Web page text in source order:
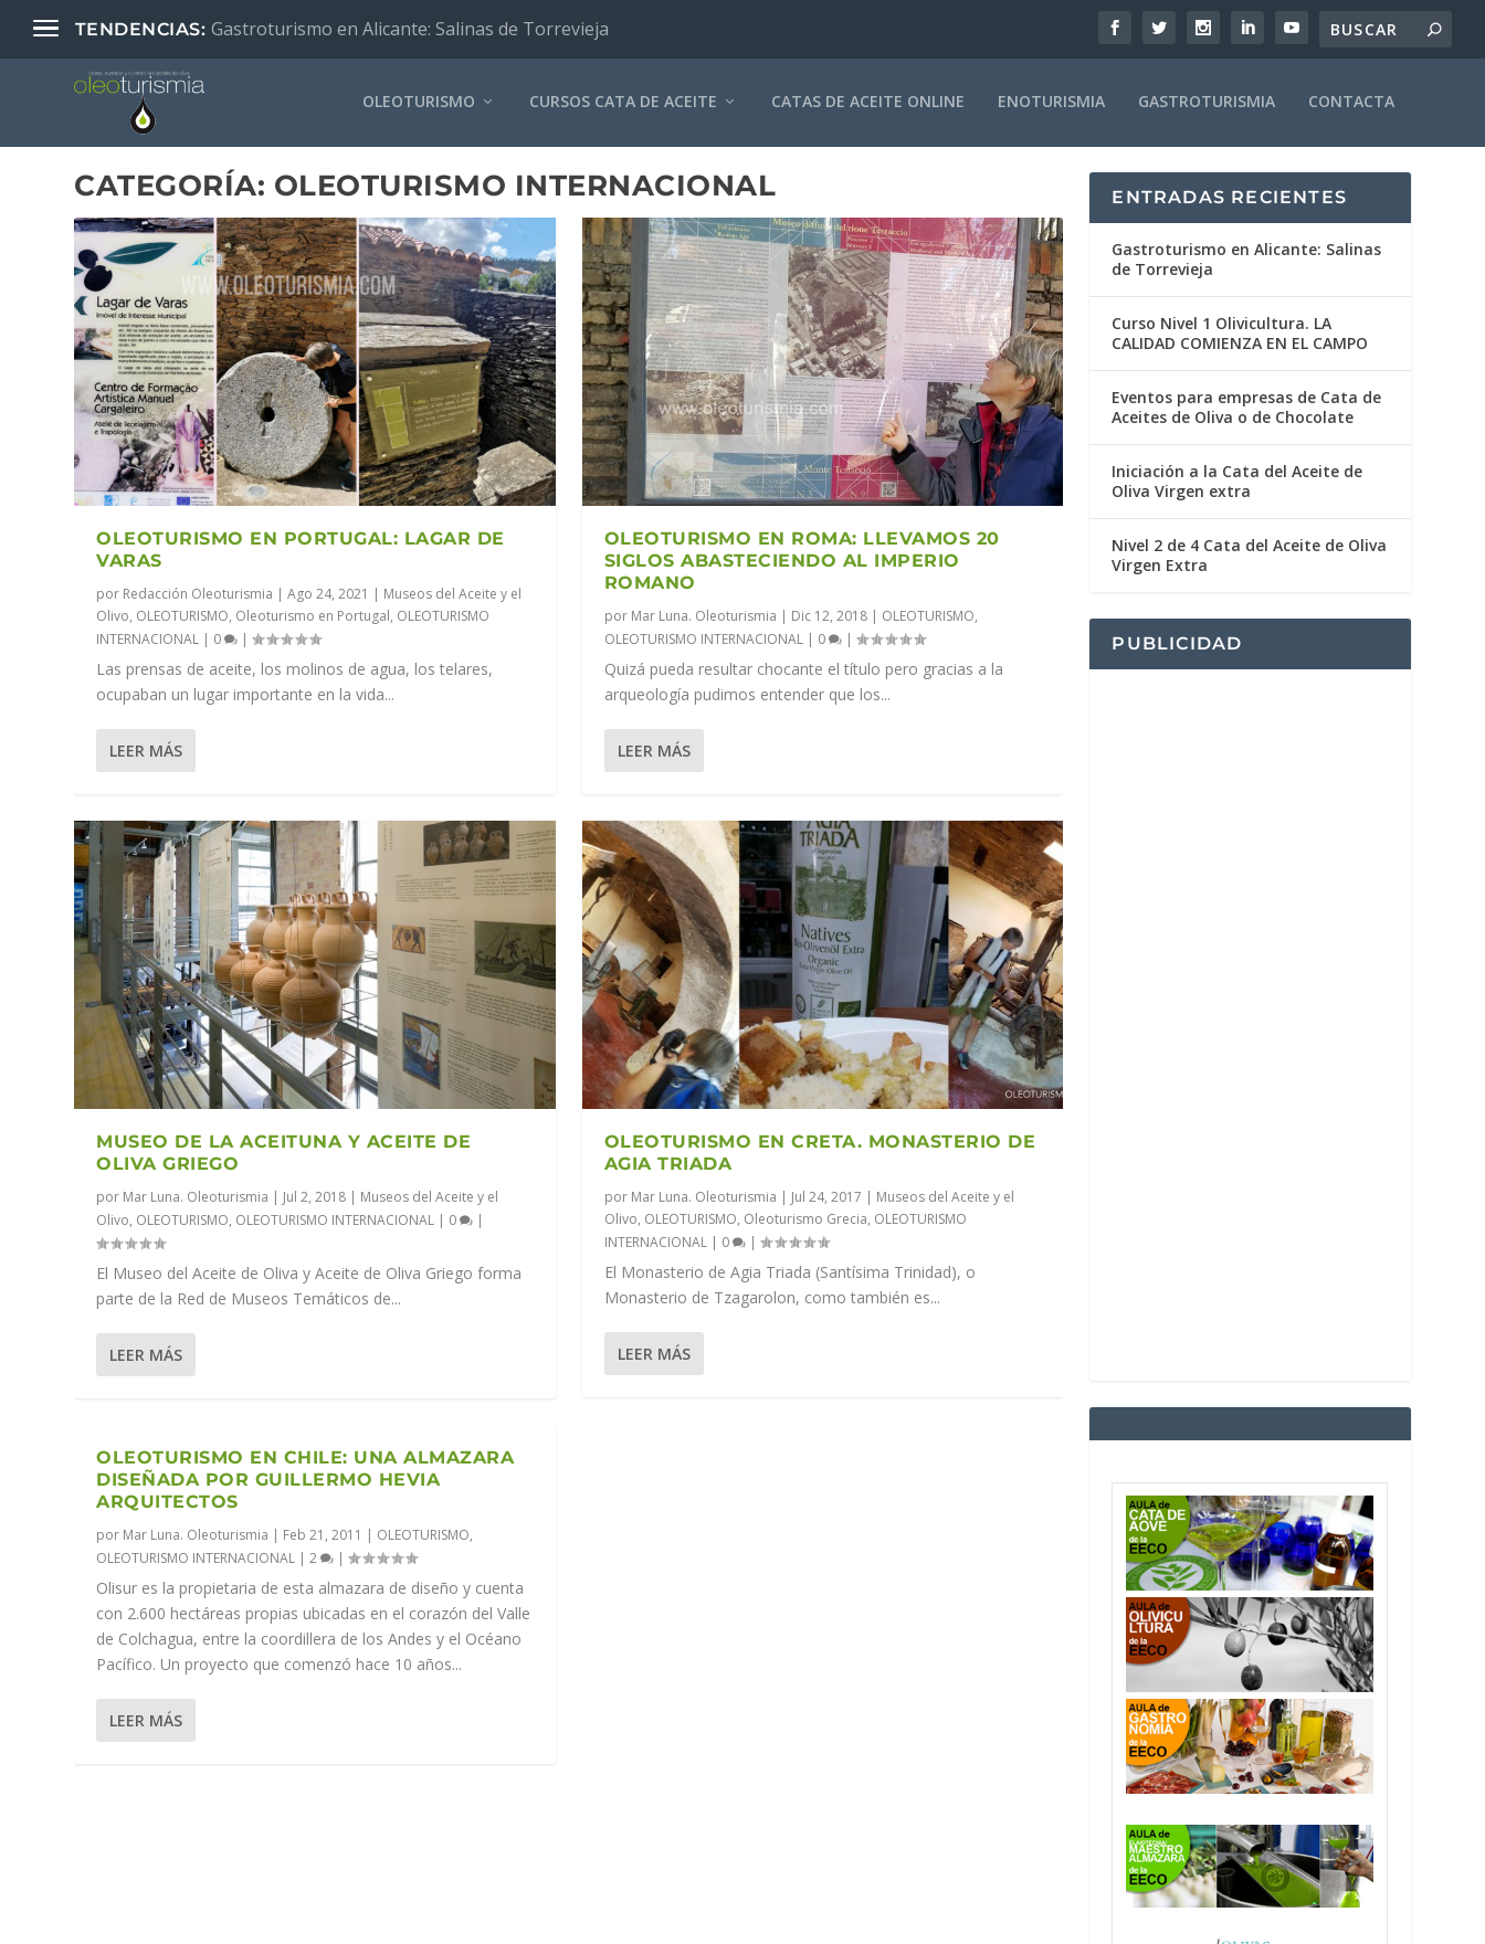
TENDENCIAS: Gastroturismo en Alicante: Salinas de Torrevieja
OLEOTURISMO CURSOS CATA DE ACEITE CATAS DE ACEITE ONLINE ENOTURISMIA GASTROTURISMIA CONTACTA
CATEGORÍA: OLEOTURISMO INTERNACIONAL
OLEOTURISMO EN PORTUGAL: LAGAR DE
VARAS
por Redacción Oleoturismia |Ago 24, 2021 | Museos del Aceite y el
Olivo, OLEOTURISMO, Oleoturismo en Portugal, OLEOTURISMO
INTERNACIONAL | 0 |
Las prensas de aceite, los molinos de agua, los telares,
ocupaban un lugar importante en la vida...
LEER MÁS
MUSEO DE LA ACEITUNA Y ACEITE DE
OLIVA GRIEGO
por Mar Luna. Oleoturismia | Jul 2, 2018 | Museos del Aceite y el
Olivo, OLEOTURISMO, OLEOTURISMO INTERNACIONAL | 0 |
El Museo del Aceite de Oliva y Aceite de Oliva Griego forma
parte de la Red de Museos Temáticos de...
LEER MÁS
OLEOTURISMO EN CHILE: UNA ALMAZARA
DISEÑADA POR GUILLERMO HEVIA
ARQUITECTOS
por Mar Luna. Oleoturismia | Feb 21, 2011 | OLEOTURISMO,
OLEOTURISMO INTERNACIONAL |2 |
Olisur es la propietaria de esta almazara de diseño y cuenta
con 2.600 hectáreas propias ubicadas en el corazón del Valle
de Colchagua, entre la coordillera de los Andes y el Océano
Pacífico. Un proyecto que comenzó hace 10 años...
LEER MÁS
OLEOTURISMO EN ROMA: LLEVAMOS 20
SIGLOS ABASTECIENDO AL IMPERIO
ROMANO
por Mar Luna. Oleoturismia | Dic 12, 2018| OLEOTURISMO,
OLEOTURISMO INTERNACIONAL| 0 |
Quizá pueda resultar chocante el título pero gracias a la
arqueología pudimos entender que los...
LEER MÁS
OLEOTURISMO EN CRETA. MONASTERIO DE
AGIA TRIADA
por Mar Luna. Oleoturismia | Jul 24, 2017 | Museos del Aceite y el
Olivo, OLEOTURISMO, Oleoturismo Grecia, OLEOTURISMO
INTERNACIONAL| 0 |
El Monasterio de Agia Triada (Santísima Trinidad), o
Monasterio de Tzagarolon, como también es...
LEER MÁS
ENTRADAS RECIENTES
Gastroturismo en Alicante: Salinas
de Torrevieja
Curso Nivel 1 Olivicultura. LA
CALIDAD COMIENZA EN EL CAMPO
Eventos para empresas de Cata de
Aceites de Oliva o de Chocolate
Iniciación a la Cata del Aceite de
Oliva Virgen extra
Nivel 2 de 4 Cata del Aceite de Oliva
Virgen Extra
PUBLICIDAD